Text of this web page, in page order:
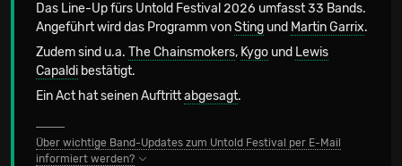
Das Line-Up fürs Untold Festival 2026 umfasst 33 Bands.
Angeführt wird das Programm vonSting und Martin Garrix.
Zudem sind u.a. The Chainsmokers, Kygo und Lewis
Capaldi bestätigt.
Ein Act hat seinen Auftrittabgesagt.
Über wichtige Band-Updates zum Untold Festival per E-Mail
informiert werden?